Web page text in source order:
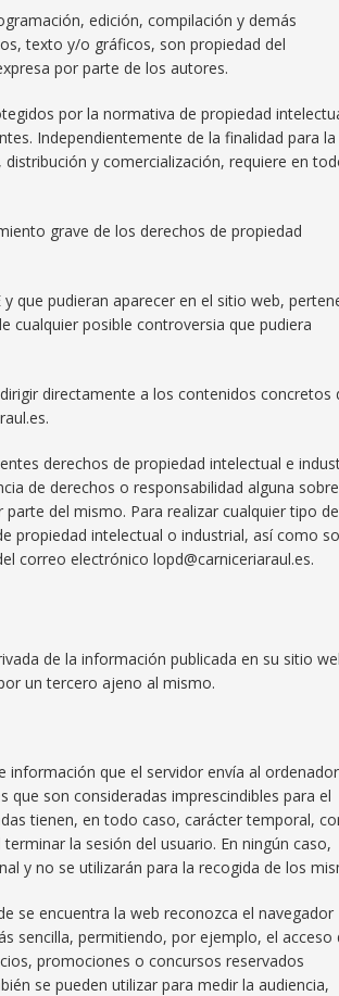
edición, compilación y demás
texto y/o gráficos, son propiedad del
por parte de los autores.
por la normativa de propiedad
Independientemente de la finalidad para la
y comercialización, requiere en
grave de los derechos de propiedad
que pudieran aparecer en el sitio web,
cualquier posible controversia que pudiera
directamente a los contenidos concretos
derechos de propiedad intelectual e
de derechos o responsabilidad alguna
del mismo. Para realizar cualquier tipo de
propiedad intelectual o industrial, así como
correo electrónico lopd@carniceriaraul.es.
de la información publicada en su sitio
un tercero ajeno al mismo.
información que el servidor envía al
que son consideradas imprescindibles para el
tienen, en todo caso, carácter temporal,
la sesión del usuario. En ningún caso,
y no se utilizarán para la recogida de los
se encuentra la web reconozca el navegador
sencilla, permitiendo, por ejemplo, el acceso
promociones o concursos reservados
se pueden utilizar para medir la audiencia,